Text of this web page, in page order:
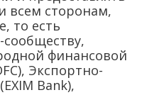
всем сторонам,
то есть
финансовой
Экспортно-
Bank),